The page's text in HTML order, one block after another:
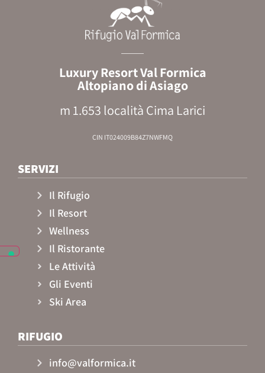
Luxury Resort Val Formica
Altopiano di Asiago
m 1.653 località Cima Larici
CIN IT024009B84Z7NWFMQ
SERVIZI
Il Rifugio
Il Resort
Wellness
Il Ristorante
Le Attività
Gli Eventi
Ski Area
RIFUGIO
info@valformica.it